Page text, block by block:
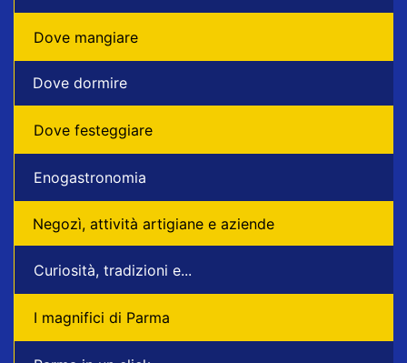
Dove mangiare
Dove dormire
Dove festeggiare
Enogastronomia
Negozì, attività artigiane e aziende
Curiosità, tradizioni e...
I magnifici di Parma